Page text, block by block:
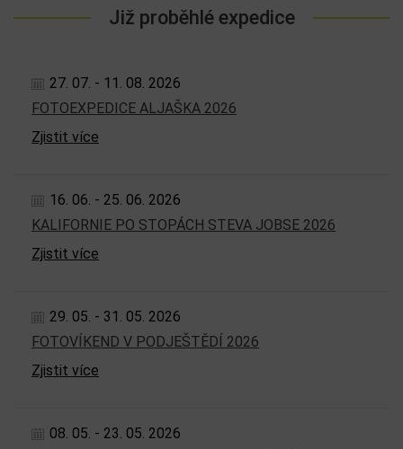
Již proběhlé expedice
27. 07. - 11. 08. 2026
FOTOEXPEDICE ALJAŠKA 2026
Zjistit více
16. 06. - 25. 06. 2026
KALIFORNIE PO STOPÁCH STEVA JOBSE 2026
Zjistit více
29. 05. - 31. 05. 2026
FOTOVÍKEND V PODJEŠTĚDÍ 2026
Zjistit více
08. 05. - 23. 05. 2026